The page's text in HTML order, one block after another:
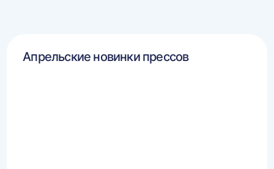
Апрельские новинки прессов